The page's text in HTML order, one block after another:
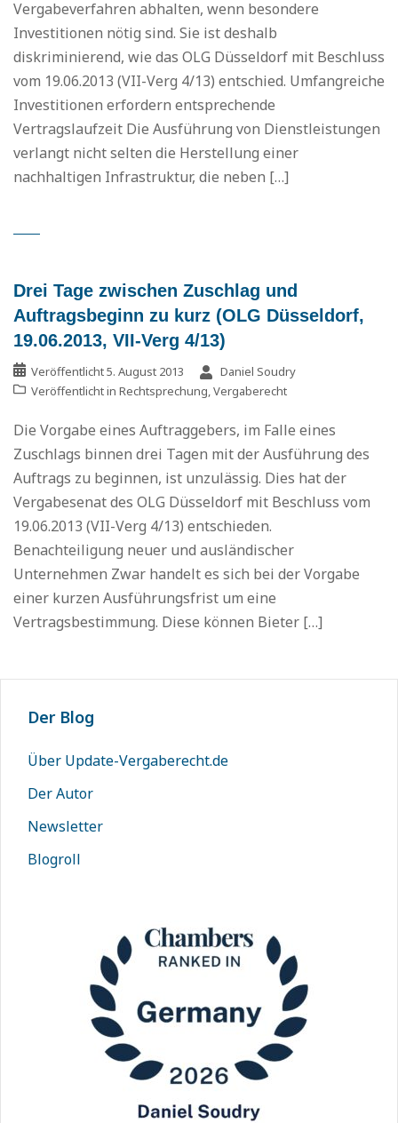
Vergabeverfahren abhalten, wenn besondere
Investitionen nötig sind. Sie ist deshalb
diskriminierend, wie das OLG Düsseldorf mit Beschluss
vom 19.06.2013 (VII-Verg 4/13) entschied. Umfangreiche
Investitionen erfordern entsprechende
Vertragslaufzeit Die Ausführung von Dienstleistungen
verlangt nicht selten die Herstellung einer
nachhaltigen Infrastruktur, die neben […]
Drei Tage zwischen Zuschlag und
Auftragsbeginn zu kurz (OLG Düsseldorf,
19.06.2013, VII-Verg 4/13)
Veröffentlicht5. August 2013
Daniel Soudry
Veröffentlicht in Rechtsprechung,Vergaberecht
Die Vorgabe eines Auftraggebers, im Falle eines
Zuschlags binnen drei Tagen mit der Ausführung des
Auftrags zu beginnen, ist unzulässig. Dies hat der
Vergabesenat des OLG Düsseldorf mit Beschluss vom
19.06.2013 (VII-Verg 4/13) entschieden.
Benachteiligung neuer und ausländischer
Unternehmen Zwar handelt es sich bei der Vorgabe
einer kurzen Ausführungsfrist um eine
Vertragsbestimmung. Diese können Bieter […]
Der Blog
Über Update-Vergaberecht.de
Der Autor
Newsletter
Blogroll